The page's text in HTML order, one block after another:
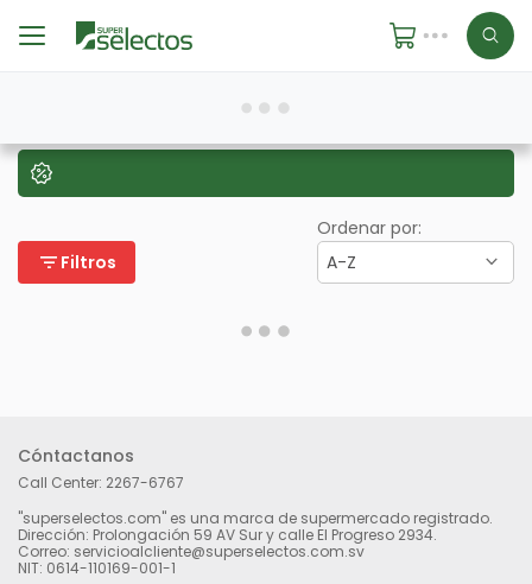
filter_list Filtros
Ordenar por:
A-Z
Cóntactanos
Call Center: 2267-6767
"superselectos.com" es una marca de supermercado registrado.
Dirección: Prolongación 59 AV Sur y calle El Progreso 2934.
Correo: servicioalcliente@superselectos.com.sv
NIT: 0614-110169-001-1